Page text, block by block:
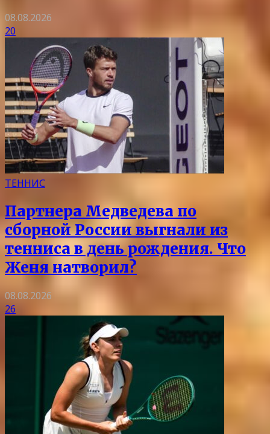
08.08.2026
20
ТЕННИС
Партнера Медведева по
сборной России выгнали из
тенниса в день рождения. Что
Женя натворил?
08.08.2026
26